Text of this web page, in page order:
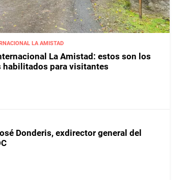
LA AMISTAD
La Amistad: estos son los
habilitados para visitantes
Donderis, exdirector general del